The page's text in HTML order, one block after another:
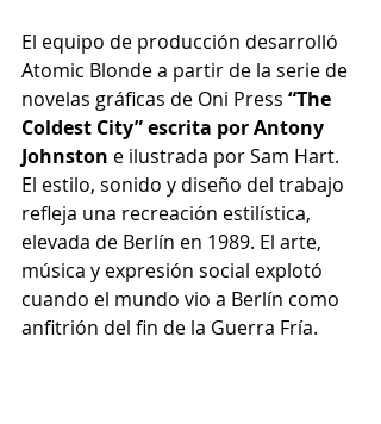
El equipo de producción desarrolló
Atomic Blonde a partir de la serie de
novelas gráficas de Oni Press “The
Coldest City” escrita por Antony
Johnston e ilustrada por Sam Hart.
El estilo, sonido y diseño del trabajo
refleja una recreación estilística,
elevada de Berlín en 1989. El arte,
música y expresión social explotó
cuando el mundo vio a Berlín como
anfitrión del fin de la Guerra Fría.